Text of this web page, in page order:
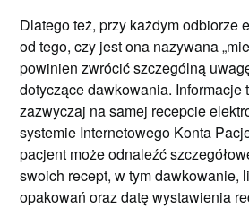
Dlatego też, przy każdym odbiorze
od tego, czy jest ona nazywana
powinien zwrócić szczególną
dotyczące dawkowania. Informacje
zazwyczaj na samej recepcie
systemie Internetowego Konta
pacjent może odnaleźć
swoich recept, w tym dawkowanie,
opakowań oraz datę wystawienia